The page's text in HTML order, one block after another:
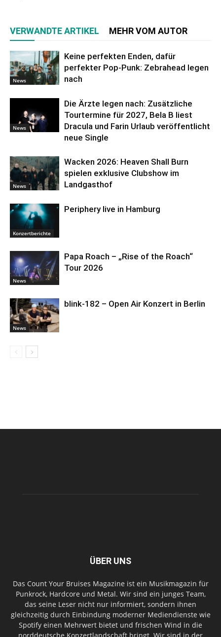
VERWANDTE ARTIKEL MEHR VOM AUTOR
News
Keine perfekten Enden, dafür
perfekter Pop-Punk: Zebrahead legen
nach
News
Die Ärzte legen nach: Zusätzliche
Tourtermine für 2027, Bela B liest
Dracula und Farin Urlaub veröffentlicht
neue Single
News
Wacken 2026: Heaven Shall Burn
spielen exklusive Clubshow im
Landgasthof
Konzertberichte
Periphery live in Hamburg
News
Papa Roach – „Rise of the Roach“
Tour 2026
News
blink-182 – Open Air Konzert in Berlin
ÜBER UNS
Das Count Your Bruises Magazine ist ein Musikmagazin für
Punkrock, Hardcore und Metal. Wir sind ein junges Team,
das seine Leser nicht nur informiert, sondern ihnen
gleichzeitig durch Einbindung moderner Mediendienste wie
Spotify einen Mehrwert bietet und frischen Wind in die